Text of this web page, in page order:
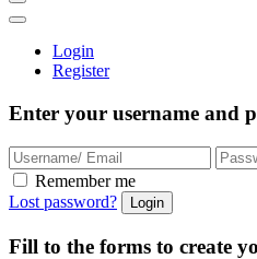
Login
Register
Enter your username and
Remember me
Lost password?
Fill to the forms to create